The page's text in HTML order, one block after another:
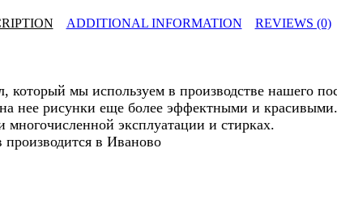
ADDITIONAL INFORMATION REVIEWS (0)
мы используем в производстве нашего
нее рисунки еще более эффектными и
эксплуатации и стирках.
в Иваново